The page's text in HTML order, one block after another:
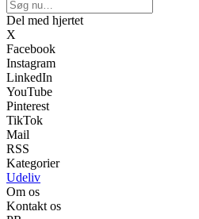
Del med hjertet
X
Facebook
Instagram
LinkedIn
YouTube
Pinterest
TikTok
Mail
RSS
Kategorier
Udeliv
Om os
Kontakt os